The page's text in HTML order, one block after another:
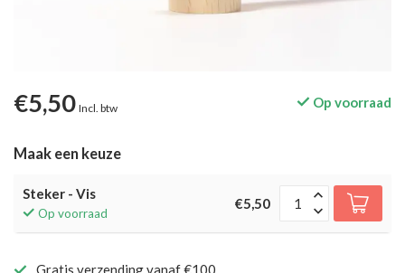
€5,50 Incl. btw Op voorraad
Maak een keuze
Steker - Vis
Op voorraad
€5,50
Gratis verzending vanaf €100